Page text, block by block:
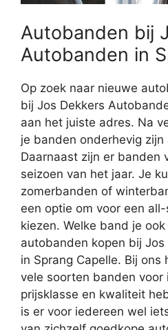
Autobanden bij
Autobanden in
Op zoek naar nieuwe
bij Jos Dekkers
aan het juiste adres. Na
je banden onderhevig zijn
Daarnaast zijn er banden
seizoen van het jaar. Je
zomerbanden of
een optie om voor een
kiezen. Welke band je
autobanden kopen bij
in Sprang Capelle. Bij
vele soorten banden voor
prijsklasse en kwaliteit
is er voor iedereen wel